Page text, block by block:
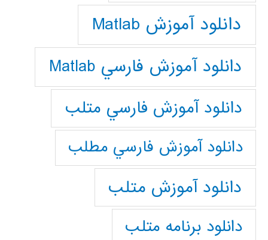
دانلود آموزش Matlab
دانلود آموزش فارسي Matlab
دانلود آموزش فارسي متلب
دانلود آموزش فارسي مطلب
دانلود آموزش متلب
دانلود برنامه متلب